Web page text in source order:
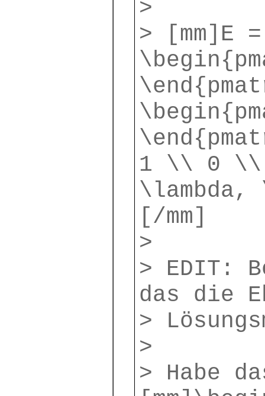
>
> [mm]E
1 \\ 0 \\
[/mm]
>
> EDIT:
das die
>
>
> Habe